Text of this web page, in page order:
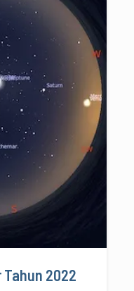
Tahun 2022